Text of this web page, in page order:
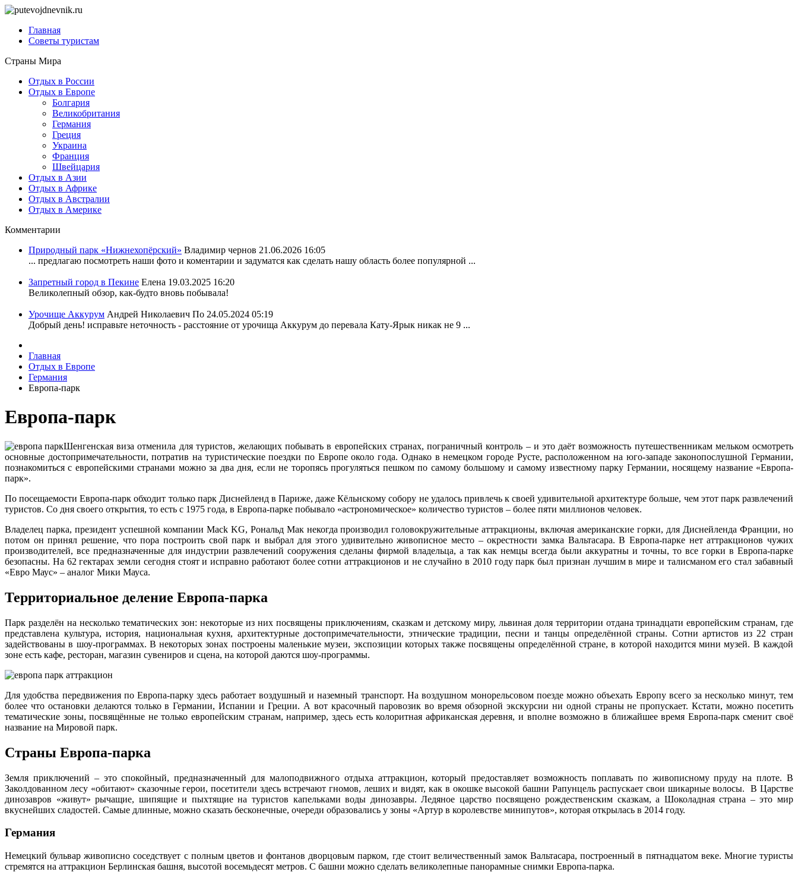
Главная
Советы туристам
Страны Мира
Отдых в России
Отдых в Европе
Болгария
Великобритания
Германия
Греция
Украина
Франция
Швейцария
Отдых в Азии
Отдых в Африке
Отдых в Австралии
Отдых в Америке
Комментарии
Природный парк «Нижнехопёрский» Владимир чернов 21.06.2026 16:05
... предлагаю посмотреть наши фото и коментарии и задуматся как сделать нашу область более популярной ...
Запретный город в Пекине Елена 19.03.2025 16:20
Великолепный обзор, как-будто вновь побывала!
Урочище Аккурум Андрей Николаевич По 24.05.2024 05:19
Добрый день! исправьте неточность - расстояние от урочища Аккурум до перевала Кату-Ярык никак не 9 ...
Главная
Отдых в Европе
Германия
Европа-парк
Европа-парк
Шенгенская виза отменила для туристов, желающих побывать в европейских странах, пограничный контроль – и это даёт возможность путешественникам мельком осмотреть
основные достопримечательности, потратив на туристические поездки по Европе около года. Однако в немецком городе Русте, расположенном на юго-западе законопослушной Германии,
познакомиться с европейскими странами можно за два дня, если не торопясь прогуляться пешком по самому большому и самому известному парку Германии, носящему название «Европа-
парк».
По посещаемости Европа-парк обходит только парк Диснейленд в Париже, даже Кёльнскому собору не удалось привлечь к своей удивительной архитектуре больше, чем этот парк развлечений
туристов. Со дня своего открытия, то есть с 1975 года, в Европа-парке побывало «астрономическое» количество туристов – более пяти миллионов человек.
Владелец парка, президент успешной компании Mack KG, Рональд Мак некогда производил головокружительные аттракционы, включая американские горки, для Диснейленда Франции, но
потом он принял решение, что пора построить свой парк и выбрал для этого удивительно живописное место – окрестности замка Вальтасара. В Европа-парке нет аттракционов чужих
производителей, все предназначенные для индустрии развлечений сооружения сделаны фирмой владельца, а так как немцы всегда были аккуратны и точны, то все горки в Европа-парке
безопасны. На 62 гектарах земли сегодня стоят и исправно работают более сотни аттракционов и не случайно в 2010 году парк был признан лучшим в мире и талисманом его стал забавный
«Евро Маус» – аналог Мики Мауса.
Территориальное деление Европа-парка
Парк разделён на несколько тематических зон: некоторые из них посвящены приключениям, сказкам и детскому миру, львиная доля территории отдана тринадцати европейским странам, где
представлена культура, история, национальная кухня, архитектурные достопримечательности, этнические традиции, песни и танцы определённой страны. Сотни артистов из 22 стран
задействованы в шоу-программах. В некоторых зонах построены маленькие музеи, экспозиции которых также посвящены определённой стране, в которой находится мини музей. В каждой
зоне есть кафе, ресторан, магазин сувениров и сцена, на которой даются шоу-программы.
Для удобства передвижения по Европа-парку здесь работает воздушный и наземный транспорт. На воздушном монорельсовом поезде можно объехать Европу всего за несколько минут, тем
более что остановки делаются только в Германии, Испании и Греции. А вот красочный паровозик во время обзорной экскурсии ни одной страны не пропускает. Кстати, можно посетить
тематические зоны, посвящённые не только европейским странам, например, здесь есть колоритная африканская деревня, и вполне возможно в ближайшее время Европа-парк сменит своё
название на Мировой парк.
Страны Европа-парка
Земля приключений – это спокойный, предназначенный для малоподвижного отдыха аттракцион, который предоставляет возможность поплавать по живописному пруду на плоте. В
Заколдованном лесу «обитают» сказочные герои, посетители здесь встречают гномов, леших и видят, как в окошке высокой башни Рапунцель распускает свои шикарные волосы. В Царстве
динозавров «живут» рычащие, шипящие и пыхтящие на туристов капельками воды динозавры. Ледяное царство посвящено рождественским сказкам, а Шоколадная страна – это мир
вкуснейших сладостей. Самые длинные, можно сказать бесконечные, очереди образовались у зоны «Артур в королевстве минипутов», которая открылась в 2014 году.
Германия
Немецкий бульвар живописно соседствует с полным цветов и фонтанов дворцовым парком, где стоит величественный замок Вальтасара, построенный в пятнадцатом веке. Многие туристы
стремятся на аттракцион Берлинская башня, высотой восемьдесят метров. С башни можно сделать великолепные панорамные снимки Европа-парка.